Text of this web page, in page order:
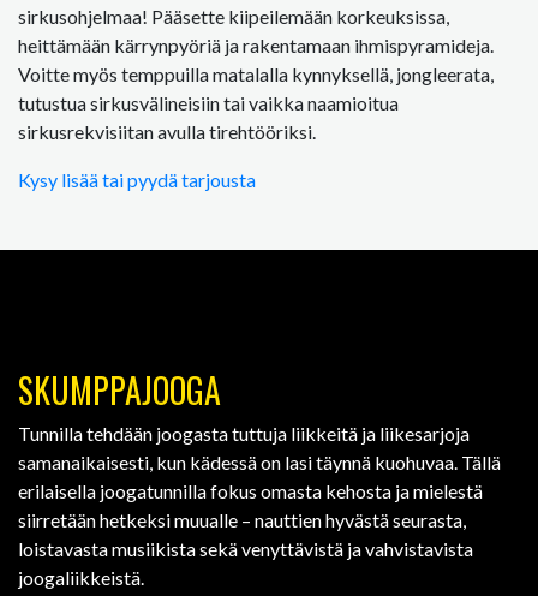
sirkusohjelmaa! Pääsette kiipeilemään korkeuksissa,
heittämään kärrynpyöriä ja rakentamaan ihmispyramideja.
Voitte myös temppuilla matalalla kynnyksellä, jongleerata,
tutustua sirkusvälineisiin tai vaikka naamioitua
sirkusrekvisiitan avulla tirehtööriksi.
Kysy lisää tai pyydä tarjousta
SKUMPPAJOOGA
Tunnilla tehdään joogasta tuttuja liikkeitä ja liikesarjoja
samanaikaisesti, kun kädessä on lasi täynnä kuohuvaa. Tällä
erilaisella joogatunnilla fokus omasta kehosta ja mielestä
siirretään hetkeksi muualle – nauttien hyvästä seurasta,
loistavasta musiikista sekä venyttävistä ja vahvistavista
joogaliikkeistä.